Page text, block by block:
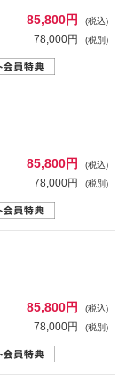
85,800円 (税込)
78,000円 (税別)
85,800円 (税込)
78,000円 (税別)
85,800円 (税込)
78,000円 (税別)